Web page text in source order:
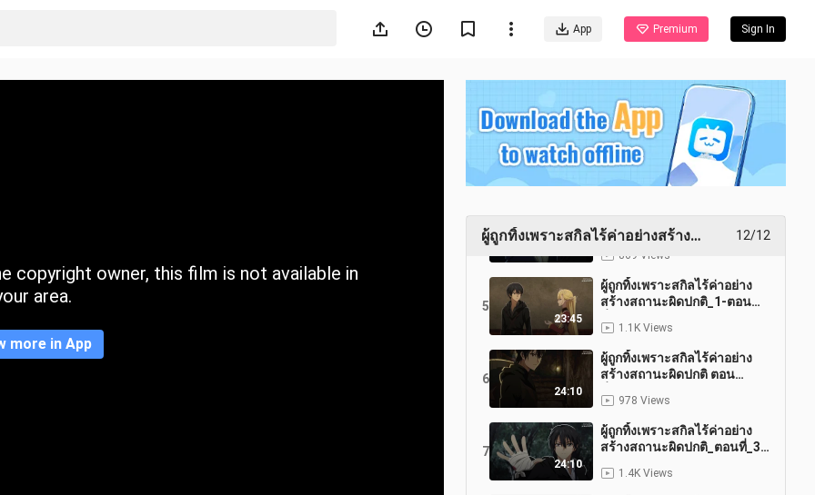
App Premium Sign In
copyright owner, this film is not available in
area.
more in App
ผู้ถูกทิ้งเพราะสกิลไร้ค่าอย่างสร้าง
สถานะผิดปกติ
12/12
24:10
ที่_6_พากย์ไทย
1.3K Views
สร้างสถานะผิดปกติ_ตอน
ที่_10_พากย์ไทย
879 Views
ผู้ถูกทิ้งเพราะสกิลไร้ค่าอย่าง
สร้างสถานะผิดปกติ_ตอน
ที่_9_พากย์ไทย
836 Views
4
ผู้ถูกทิ้งเพราะสกิลไร้ค่าอย่าง
สร้างสถานะผิดปกติ ตอนที่
_8_พากย์ไทย
869 Views
5
23:45
ผู้ถูกทิ้งเพราะสกิลไร้ค่าอย่าง
สร้างสถานะผิดปกติ_1-ตอน
1.1K Views
6
24:10
ผู้ถูกทิ้งเพราะสกิลไร้ค่าอย่าง
สร้างสถานะผิดปกติ ตอน
978 Views
7
24:10
ผู้ถูกทิ้งเพราะสกิลไร้ค่าอย่าง
สร้างสถานะผิดปกติ_ตอนที่_3
1.4K Views